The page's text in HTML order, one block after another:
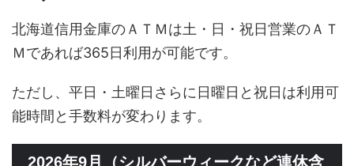
北海道信用金庫のＡＴＭは土・日・祝日営業のＡＴ
Ｍであれば365日利用が可能です。
ただし、平日・土曜日さらに日曜日と祝日は利用可
能時間と手数料が変わります。
2026年9月（シルバーウィークなど連休含